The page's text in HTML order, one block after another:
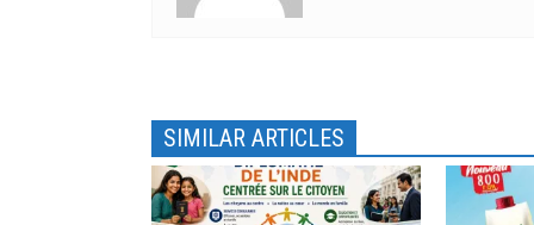
l
e
r
e
)
t
r
e
)
SIMILAR ARTICLES